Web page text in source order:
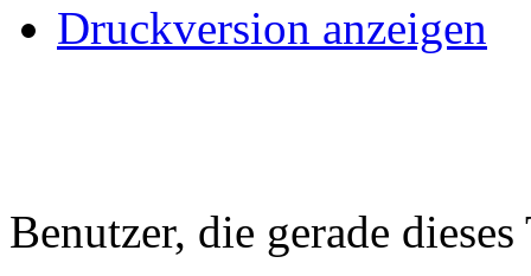
Druckversion anzeigen
Benutzer, die gerade